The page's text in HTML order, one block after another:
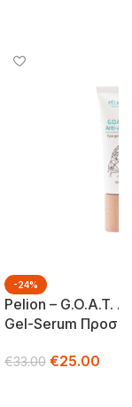
-24%
Pelion – G.o.a.t.
Gel-Serum
€33.00 €25.00